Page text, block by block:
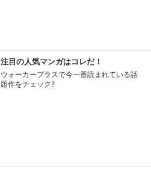
注目の人気マンガはコレだ！
ウォーカープラスで今一番読まれている話
題作をチェック!!